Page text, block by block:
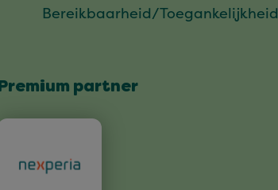
Bereikbaarheid/Toegankelijkheid
Premium partner